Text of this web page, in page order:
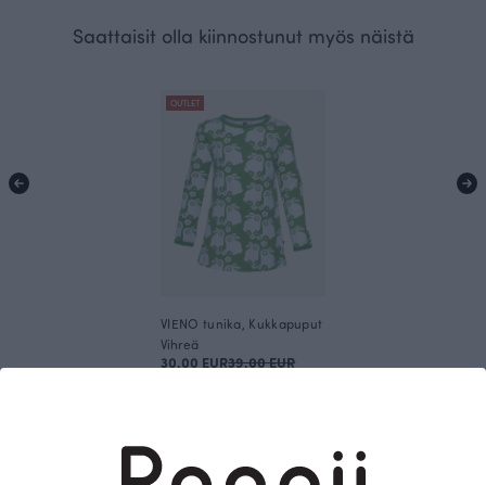
Saattaisit olla kiinnostunut myös näistä
OUTLET
VIENO tunika, Kukkapuput
Vihreä
30.00 EUR39.00 EUR